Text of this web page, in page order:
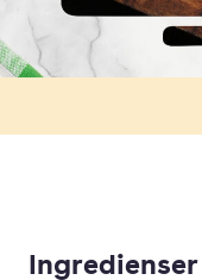
Ingredienser